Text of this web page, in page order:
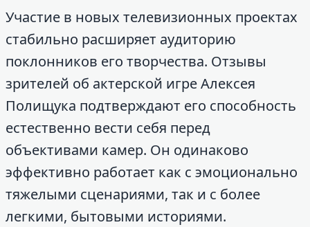
Участие в новых телевизионных проектах
стабильно расширяет аудиторию
поклонников его творчества. Отзывы
зрителей об актерской игре Алексея
Полищука подтверждают его способность
естественно вести себя перед
объективами камер. Он одинаково
эффективно работает как с эмоционально
тяжелыми сценариями, так и с более
легкими, бытовыми историями.